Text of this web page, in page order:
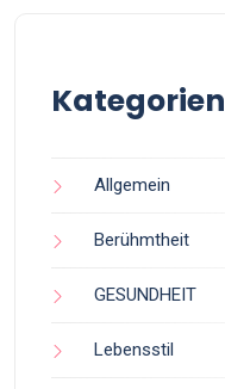
Kategorien
Allgemein
Berühmtheit
GESUNDHEIT
Lebensstil